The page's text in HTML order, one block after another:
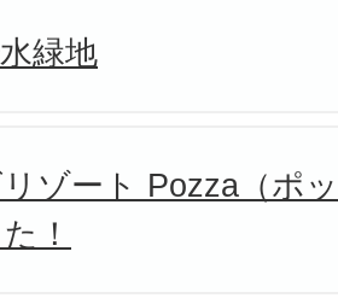
緑地
リゾート Pozza（ポ
！